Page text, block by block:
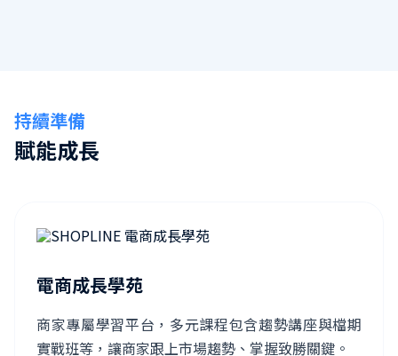
持續準備
賦能成長
電商成長學苑
商家專屬學習平台，多元課程包含趨勢講座與檔期
實戰班等，讓商家跟上市場趨勢、掌握致勝關鍵。